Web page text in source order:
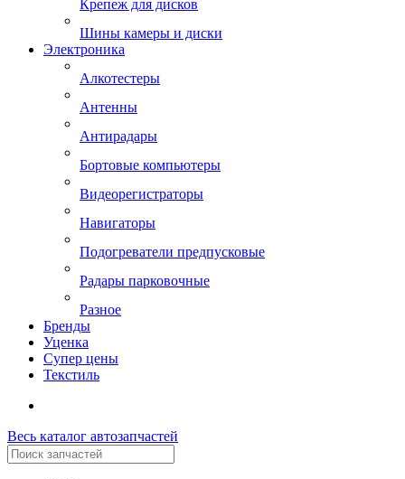
Крепеж для дисков
Шины камеры и диски
Электроника
Алкотестеры
Антенны
Антирадары
Бортовые компьютеры
Видеорегистраторы
Навигаторы
Подогреватели предпусковые
Радары парковочные
Разное
Бренды
Уценка
Супер цены
Текстиль
Весь каталог автозапчастей